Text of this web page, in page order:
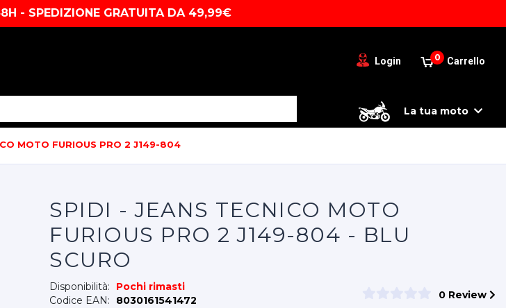
- SPEDIZIONE GRATUITA DA 49,99€
0 Carrello
Login
La tua moto
MOTO FURIOUS PRO 2 J149-804
SPIDI - JEANS TECNICO MOTO
FURIOUS PRO 2 J149-804 - BLU
SCURO
Disponibilità:
Pochi rimasti
Codice EAN:
8030161541472 0 Review